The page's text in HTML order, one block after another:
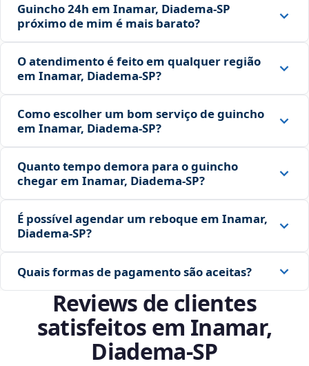
Guincho 24h em Inamar, Diadema‑SP
próximo de mim é mais barato?
O atendimento é feito em qualquer região
em Inamar, Diadema‑SP?
Como escolher um bom serviço de guincho
em Inamar, Diadema‑SP?
Quanto tempo demora para o guincho
chegar em Inamar, Diadema‑SP?
É possível agendar um reboque em Inamar,
Diadema‑SP?
Quais formas de pagamento são aceitas?
Reviews de clientes
satisfeitos em Inamar,
Diadema‑SP